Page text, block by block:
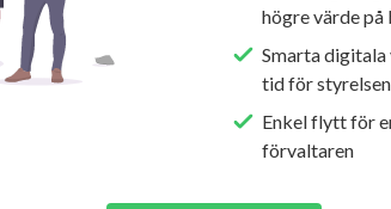
högre värde
Smarta
tid för styrelsen
Enkel flytt för
förvaltaren